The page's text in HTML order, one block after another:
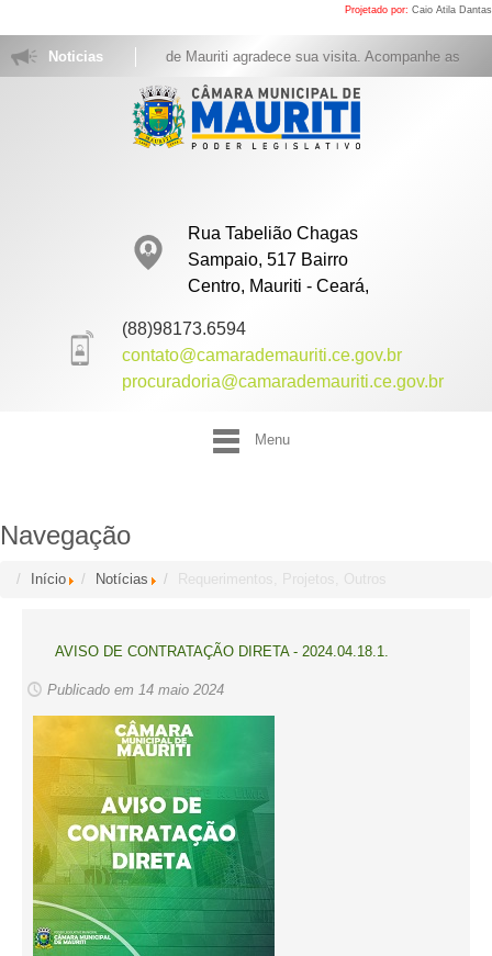
Projetado por: Caio Atila Dantas
Noticias
A Câmara Municipal de Mauriti agradece sua visita. Acompanhe as
Rua Tabelião Chagas
Sampaio, 517 Bairro
Centro, Mauriti - Ceará,
(88)98173.6594
contato@camarademauriti.ce.gov.br
procuradoria@camarademauriti.ce.gov.br
Menu
Navegação
Início Notícias Requerimentos, Projetos, Outros
AVISO DE CONTRATAÇÃO DIRETA - 2024.04.18.1.
Publicado em 14 maio 2024